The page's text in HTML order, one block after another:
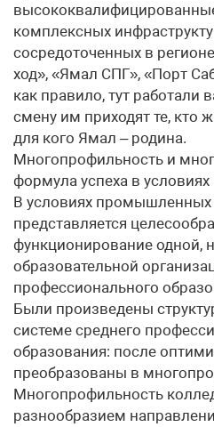
комплексных
сосредоточенных в
ход», «Ямал СПГ», «Порт
как правило, тут работали
смену им приходят те, кто
для кого Ямал – родина.
Многопрофильность и
формула успеха в
В условиях
представляется
функционирование одной,
образовательной
профессионального
Были произведены
системе среднего
образования: после
преобразованы в
Многопрофильность
разнообразием